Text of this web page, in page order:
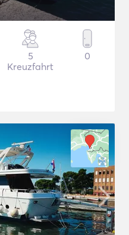
5
Kreuzfahrt
0